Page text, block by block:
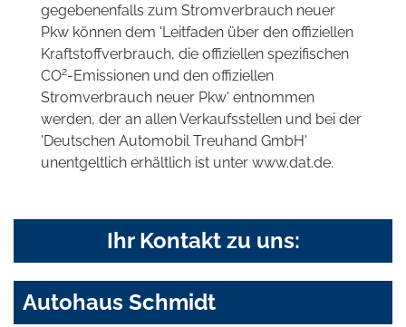
gegebenenfalls zum Stromverbrauch neuer
Pkw können dem 'Leitfaden über den offiziellen
Kraftstoffverbrauch, die offiziellen spezifischen
CO2-Emissionen und den offiziellen
Stromverbrauch neuer Pkw' entnommen
werden, der an allen Verkaufsstellen und bei der
'Deutschen Automobil Treuhand GmbH'
unentgeltlich erhältlich ist unter www.dat.de.
Ihr Kontakt zu uns:
Autohaus Schmidt